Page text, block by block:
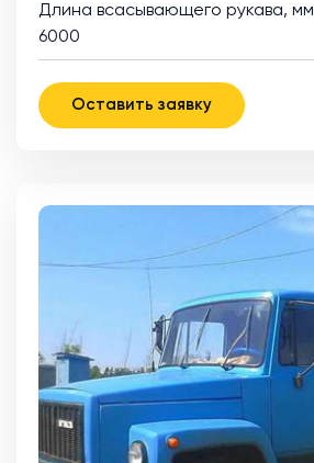
Длина всасывающего рукава, мм
6000
Оставить заявку